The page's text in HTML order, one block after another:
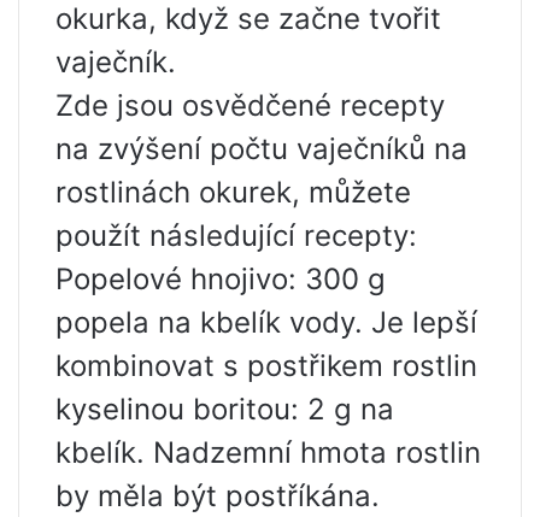
okurka, když se začne tvořit
vaječník.
Zde jsou osvědčené recepty
na zvýšení počtu vaječníků na
rostlinách okurek, můžete
použít následující recepty:
Popelové hnojivo: 300 g
popela na kbelík vody. Je lepší
kombinovat s postřikem rostlin
kyselinou boritou: 2 g na
kbelík. Nadzemní hmota rostlin
by měla být postříkána.